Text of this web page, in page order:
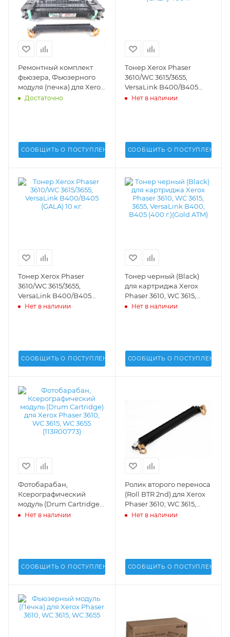
Ремонтный комплект
фьюзера, Фьюзерного
модуля (печка) для Xerox
Phaser 3610, WorkCente
Достаточно
СООБЩИТЬ О ПОСТУПЛЕНИИ
Тонер Xerox Phaser
3610/WC 3615/3655,
VersaLink B400/B405
(GALA) 400 г. -
Нет в наличии
СООБЩИТЬ О ПОСТУПЛЕНИИ
Тонер Xerox Phaser
3610/WC 3615/3655,
VersaLink B400/B405
(GALA) 10 кг. -
Нет в наличии
СООБЩИТЬ О ПОСТУПЛЕНИИ
Тонер черный (Black)
для картриджа Xerox
Phaser 3610, WC 3615,
3655, VersaLink B400,
Нет в наличии
СООБЩИТЬ О ПОСТУПЛЕНИИ
Фотобарабан,
Ксерографический
модуль (Drum Cartridge)
для Xerox Phaser 3610,
Нет в наличии
СООБЩИТЬ О ПОСТУПЛЕНИИ
Ролик второго переноса
(Roll BTR 2nd) для Xerox
Phaser 3610; WC 3615,
3655; Versalink B400,
Нет в наличии
СООБЩИТЬ О ПОСТУПЛЕНИИ